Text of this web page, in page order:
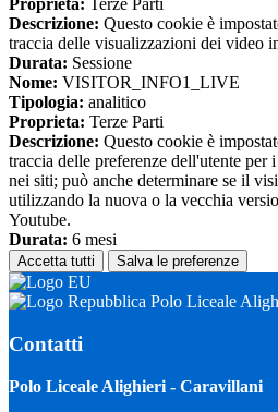
Proprieta: Terze Parti
Descrizione: Questo cookie è
traccia delle visualizzazioni dei video
Durata: Sessione
Nome: VISITOR_INFO1_LIVE
Tipologia: analitico
Proprieta: Terze Parti
Descrizione: Questo cookie è
traccia delle preferenze dell'utente
nei siti; può anche determinare se il
utilizzando la nuova o la vecchia
Youtube.
Durata: 6 mesi
Accetta tutti Salva le preferenze
Polo Liceale
Contatti
Polo Liceale Alighieri - Caravillani